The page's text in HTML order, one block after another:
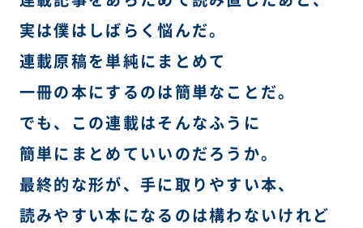
実は僕はしばらく悩んだ。
連載原稿を単純にまとめて
一冊の本にするのは簡単なことだ。
でも、この連載はそんなふうに
簡単にまとめていいのだろうか。
最終的な形が、手に取りやすい本、
読みやすい本になるのは構わないけれど